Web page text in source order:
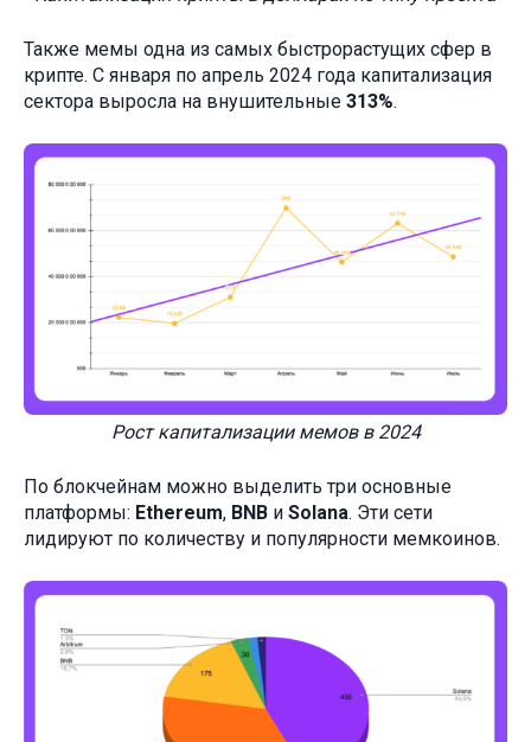
Также мемы одна из самых быстрорастущих сфер в
крипте. С января по апрель 2024 года капитализация
сектора выросла на внушительные 313%.
Рост капитализации мемов в 2024
По блокчейнам можно выделить три основные
платформы: Ethereum, BNB и Solana. Эти сети
лидируют по количеству и популярности мемкоинов.